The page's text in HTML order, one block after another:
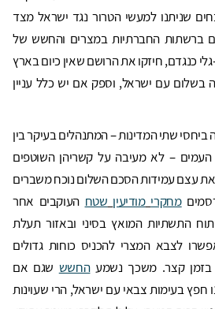
שניתנו למעשי הטרור נגד ישראל מצד
ברשתות החברתיות במצרים והחשש של
כנגדם, חיזקו את הרושם שאין כיום בארץ
בשלום עם ישראל, וספק אם יש כלל עניין
ביחסי שתי המדינות – המתנהלים בעיקר בין
העמים – לא מעיבה על קשריהן השוטפים
עצם עמידות הסכם השלום נוכח משברים
מחקרי מודיעין שטח העוקבים אחר
התשתיות המואץ בסיני ובאזור תעלת
לצבא המצרי להכניס כוחות גדולים
בזמן קצר. משכך נשמעהחשש שגם אם
חפץ בעימות צבאי עם ישראל, הרי שעוינות